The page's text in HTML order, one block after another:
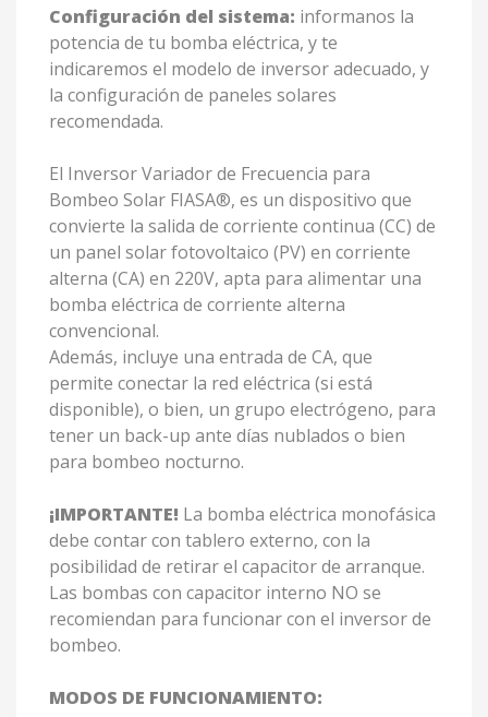
Configuración del sistema: informanos la
potencia de tu bomba eléctrica, y te
indicaremos el modelo de inversor adecuado, y
la configuración de paneles solares
recomendada.
El Inversor Variador de Frecuencia para
Bombeo Solar FIASA®, es un dispositivo que
convierte la salida de corriente continua (CC) de
un panel solar fotovoltaico (PV) en corriente
alterna (CA) en 220V, apta para alimentar una
bomba eléctrica de corriente alterna
convencional.
Además, incluye una entrada de CA, que
permite conectar la red eléctrica (si está
disponible), o bien, un grupo electrógeno, para
tener un back-up ante días nublados o bien
para bombeo nocturno.
¡IMPORTANTE! La bomba eléctrica monofásica
debe contar con tablero externo, con la
posibilidad de retirar el capacitor de arranque.
Las bombas con capacitor interno NO se
recomiendan para funcionar con el inversor de
bombeo.
MODOS DE FUNCIONAMIENTO: